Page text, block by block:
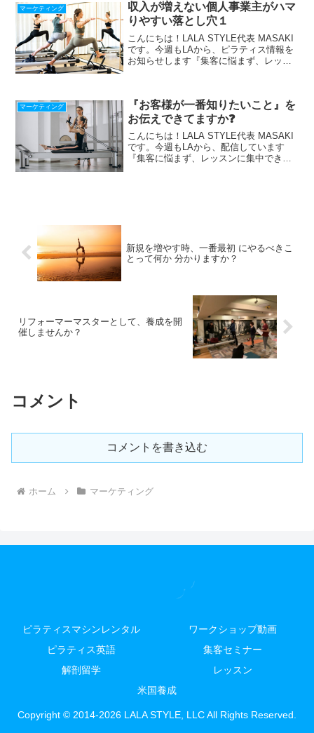
マーケティング
収入が増えない個人事業主がハマ
りやすい落とし穴１
こんにちは！LALA STYLE代表 MASAKI
です。今週もLAから、ピラティス情報を
お知らせします『集客に悩まず、レッス
マーケティング
『お客様が一番知りたいこと』を
お伝えできてますか❓
こんにちは！LALA STYLE代表 MASAKI
です。今週もLAから、配信しています
『集客に悩まず、レッスンに集中できる
新規を増やす時、一番最初 にやるべきこ
とって何か 分かりますか？
リフォーマーマスターとして、養成を開
催しませんか？
コメント
コメントを書き込む
ホーム マーケティング
ピラティスマシンレンタル
ワークショップ動画
ピラティス英語
集客セミナー
解剖留学
レッスン
米国養成
Copyright © 2014-2026 LALA STYLE, LLC All Rights Reserved.